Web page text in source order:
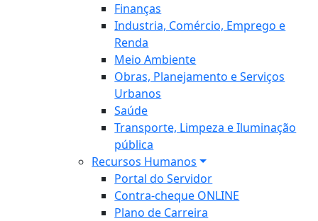
Finanças
Industria, Comércio, Emprego e
Renda
Meio Ambiente
Obras, Planejamento e Serviços
Urbanos
Saúde
Transporte, Limpeza e Iluminação
pública
Recursos Humanos
Portal do Servidor
Contra-cheque ONLINE
Plano de Carreira